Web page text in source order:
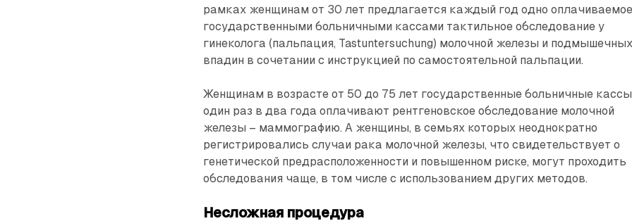
рамках женщинам от 30 лет предлагается каждый год одно
государственными больничными кассами тактильное обследование у
гинеколога (пальпация, Tastuntersuchung) молочной железы и
впадин в сочетании с инструкцией по самостоятельной пальпации.
Женщинам в возрасте от 50 до 75 лет государственные больничные кассы
один раз в два года оплачивают рентгеновское обследование молочной
железы – маммографию. А женщины, в семьях которых неоднократно
регистрировались случаи рака молочной железы, что свидетельствует о
генетической предрасположенности и повышенном риске, могут проходить
обследования чаще, в том числе с использованием других методов.
Несложная процедура